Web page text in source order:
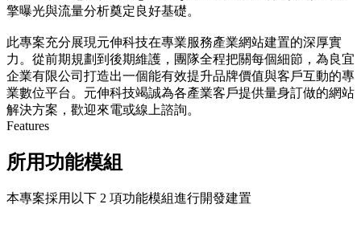
擎曝光與流量分析奠定良好基礎。
此專案充分展現元伸科技在專業服務產業網站建置的深厚實
力。從前期規劃到後期維護，團隊全程把關每個細節，為良宜
企業有限公司打造出一個能有效提升品牌價值與客戶互動的專
業數位平台。元伸科技竭誠為各產業客戶提供量身訂做的網站
解決方案，歡迎來電或線上諮詢。
Features
所用功能模組
本專案採用以下 2 項功能模組進行開發建置